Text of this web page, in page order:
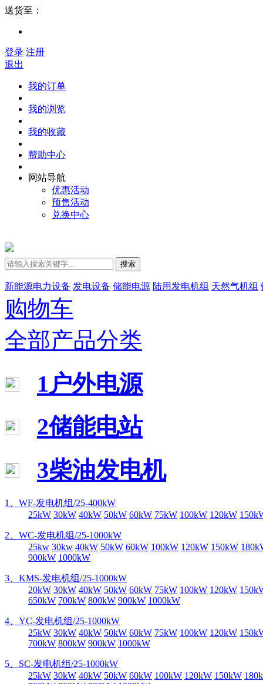
送货至：
登录 注册
退出
我的订单
我的浏览
我的收藏
帮助中心
网站导航
优惠活动
预售活动
兑换中心
搜索
新能源电力设备 发电设备 储能电源 陆用发电机组 天然气机组
购物车
全部产品分类
1户外电源
2储能电站
3柴油发电机
1、WF-发电机组/25-400kW
25kW 30kW 40kW 50kW 60kW 75kW 100kW 120kW
2、WC-发电机组/25-1000kW
25kw 30kw 40kW 50kW 60kW 100kW 120kW 150kW
900kW 1000kW
3、KMS-发电机组/25-1000kW
20kW 30kW 40kW 50kW 60kW 75kW 100kW 120kW
650kW 700kW 800kW 900kW 1000kW
4、YC-发电机组/25-1000kW
25kW 30kW 40kW 50kW 60kW 75kW 100kW 120kW
700kW 800kW 900kW 1000kW
5、SC-发电机组/25-1000kW
25kW 30kW 40kW 50kW 60kW 100kW 120kW 150kW